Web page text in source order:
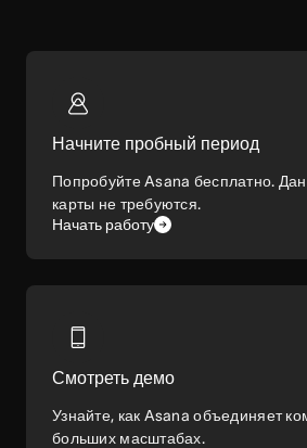
Начните пробный период
Попробуйте Asana бесплатно.
карты не требуются.
Начать работу
Смотреть демо
Узнайте, как Asana объединяет
больших масштабах.